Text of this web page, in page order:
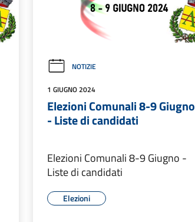
NOTIZIE
1 GIUGNO 2024
Elezioni Comunali 8-9 Giugno
- Liste di candidati
Elezioni Comunali 8-9 Giugno -
Liste di candidati
Elezioni